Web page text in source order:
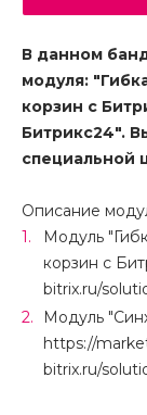
В данном
модуля:
корзин с
Битрикс24".
специальной
Описание
Модуль
корзин с
bitrix.ru/
Модуль
https://
bitrix.ru/